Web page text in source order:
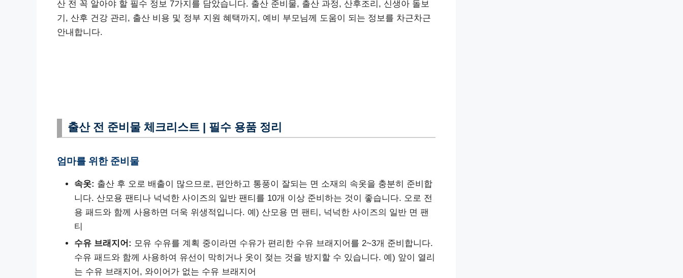
산 전 꼭 알아야 할 필수 정보 7가지를 담았습니다. 출산 준비물, 출산 과정, 산후조리, 신생아 돌보
기, 산후 건강 관리, 출산 비용 및 정부 지원 혜택까지, 예비 부모님께 도움이 되는 정보를 차근차근
안내합니다.
출산 전 준비물 체크리스트 | 필수 용품 정리
엄마를 위한 준비물
속옷: 출산 후 오로 배출이 많으므로, 편안하고 통풍이 잘되는 면 소재의 속옷을 충분히 준비합
니다. 산모용 팬티나 넉넉한 사이즈의 일반 팬티를 10개 이상 준비하는 것이 좋습니다. 오로 전
용 패드와 함께 사용하면 더욱 위생적입니다. 예) 산모용 면 팬티, 넉넉한 사이즈의 일반 면 팬
티
수유 브래지어: 모유 수유를 계획 중이라면 수유가 편리한 수유 브래지어를 2~3개 준비합니다.
수유 패드와 함께 사용하여 유선이 막히거나 옷이 젖는 것을 방지할 수 있습니다. 예) 앞이 열리
는 수유 브래지어, 와이어가 없는 수유 브래지어